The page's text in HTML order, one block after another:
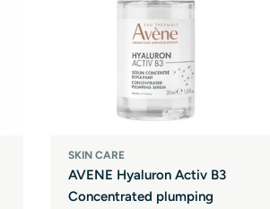
SKIN CARE
AVENE Hyaluron Activ B3
Concentrated plumping